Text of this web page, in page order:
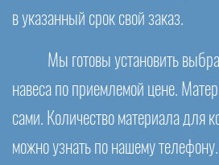
в указанный срок свой заказ.
Мы готовы установить
навеса по приемлемой цене.
сами. Количество материала для
можно узнать по нашему